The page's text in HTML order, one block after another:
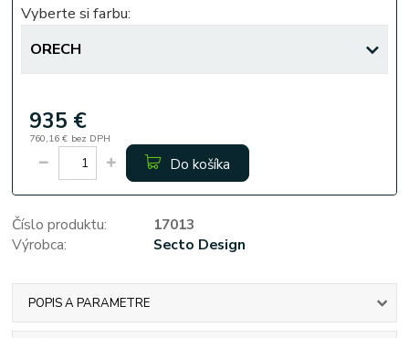
Vyberte si farbu:
935 €
760,16 € bez DPH
Do košíka
Číslo produktu:
17013
Výrobca:
Secto Design
POPIS A PARAMETRE